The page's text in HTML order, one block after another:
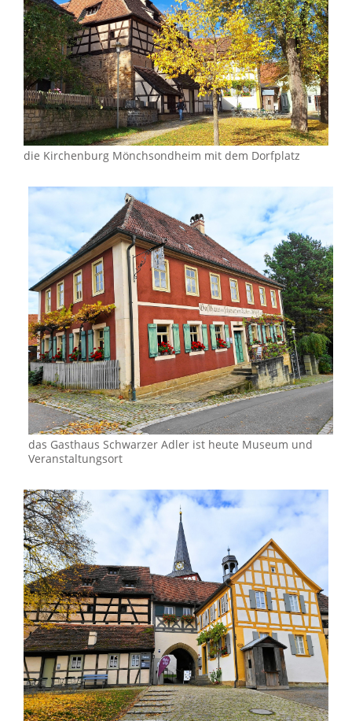
die Kirchenburg Mönchsondheim mit dem Dorfplatz
das Gasthaus Schwarzer Adler ist heute Museum und
Veranstaltungsort